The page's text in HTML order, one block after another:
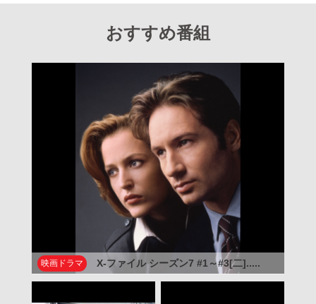
おすすめ番組